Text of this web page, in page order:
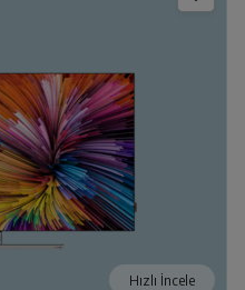
Hızlı İncele